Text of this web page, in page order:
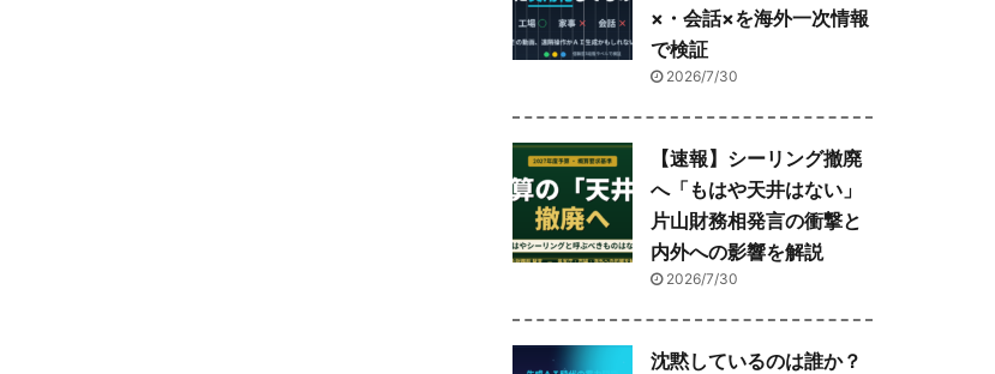
×・会話×を海外一次情報
で検証
2026/7/30
【速報】シーリング撤廃
へ「もはや天井はない」
片山財務相発言の衝撃と
内外への影響を解説
2026/7/30
沈黙しているのは誰か？